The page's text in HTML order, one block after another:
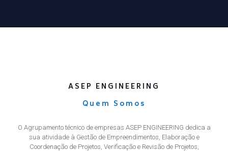
ASEP ENGINEERING
Quem Somos
O Agrupamento técnico de empresas ASEP ENGINEERING dedica a
sua atividade à Gestão de Empreendimentos, Elaboração e
Coordenação de Projetos, Verificação e Revisão de Projetos,